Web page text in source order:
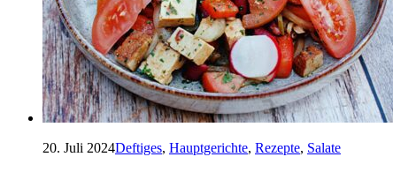
20. Juli 2024Deftiges, Hauptgerichte, Rezepte, Salate